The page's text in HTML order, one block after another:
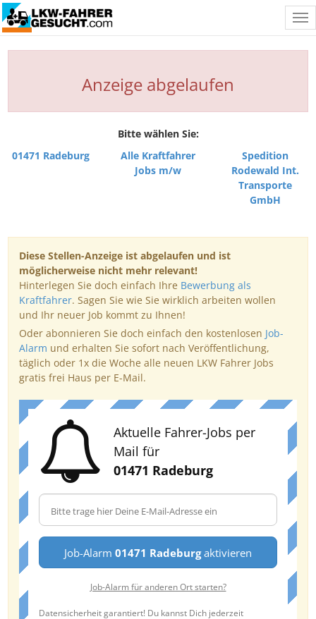
Anzeige abgelaufen
Bitte wählen Sie:
01471 Radeburg
Alle Kraftfahrer
Jobs m/w
Spedition
Rodewald Int.
Transporte
GmbH
Diese Stellen-Anzeige ist abgelaufen und ist
möglicherweise nicht mehr relevant!
Hinterlegen Sie doch einfach Ihre Bewerbung als
Kraftfahrer. Sagen Sie wie Sie wirklich arbeiten wollen
und Ihr neuer Job kommt zu Ihnen!
Oder abonnieren Sie doch einfach den kostenlosen Job-
Alarm und erhalten Sie sofort nach Veröffentlichung,
täglich oder 1x die Woche alle neuen LKW Fahrer Jobs
gratis frei Haus per E-Mail.
Aktuelle Fahrer-Jobs per
Mail für
01471 Radeburg
Job-Alarm 01471 Radeburgaktivieren
Job-Alarm für anderen Ort starten?
Datensicherheit garantiert! Du kannst Dich jederzeit